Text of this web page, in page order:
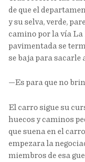
de que el
y su selva, verde,
camino por la vía
pavimentada se
se baja para sacarle
—Es para que no
El carro sigue su
huecos y caminos
que suena en el
empezara la
miembros de esa